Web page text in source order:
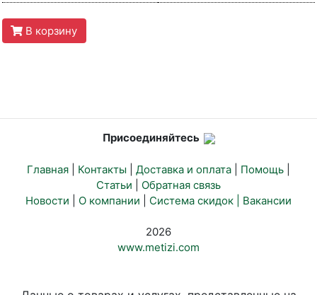
В корзину
Присоединяйтесь
Главная Контакты Доставка и оплата Помощь
Статьи
Обратная связь
Новости
О компании Система скидок | Вакансии
2026
www.metizi.com